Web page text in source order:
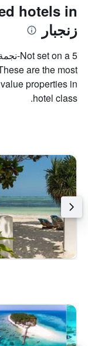
زنجبار
are the most
hotel class.